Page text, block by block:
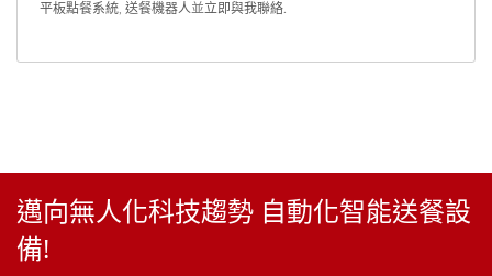
平板點餐系統 送餐機器人並立即與我聯絡
邁向無人化科技趨勢 自動化智能送餐設
備!